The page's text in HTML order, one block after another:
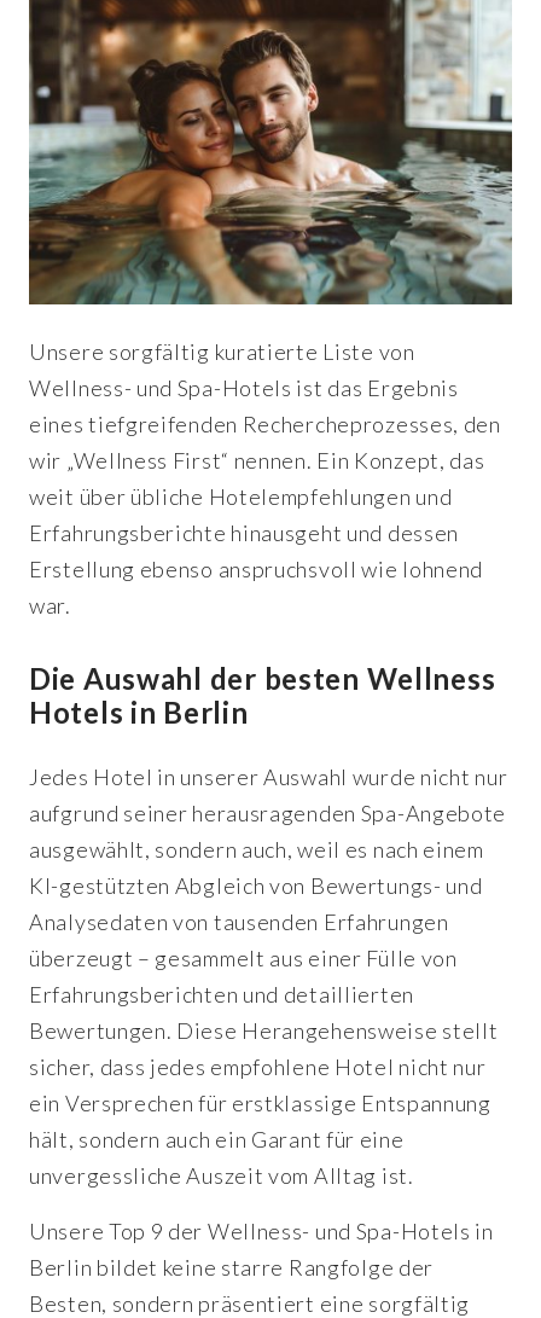
Unsere sorgfältig kuratierte Liste von
Wellness- und Spa-Hotels ist das Ergebnis
eines tiefgreifenden Rechercheprozesses, den
wir „Wellness First“ nennen. Ein Konzept, das
weit über übliche Hotelempfehlungen und
Erfahrungsberichte hinausgeht und dessen
Erstellung ebenso anspruchsvoll wie lohnend
war.
Die Auswahl der besten Wellness
Hotels in Berlin
Jedes Hotel in unserer Auswahl wurde nicht nur
aufgrund seiner herausragenden Spa-Angebote
ausgewählt, sondern auch, weil es nach einem
KI-gestützten Abgleich von Bewertungs- und
Analysedaten von tausenden Erfahrungen
überzeugt – gesammelt aus einer Fülle von
Erfahrungsberichten und detaillierten
Bewertungen. Diese Herangehensweise stellt
sicher, dass jedes empfohlene Hotel nicht nur
ein Versprechen für erstklassige Entspannung
hält, sondern auch ein Garant für eine
unvergessliche Auszeit vom Alltag ist.
Unsere Top 9 der Wellness- und Spa-Hotels in
Berlin bildet keine starre Rangfolge der
Besten, sondern präsentiert eine sorgfältig